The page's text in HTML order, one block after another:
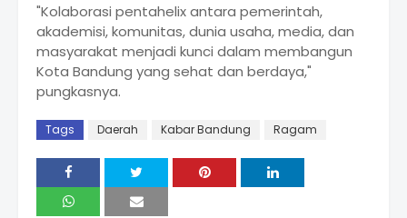
"Kolaborasi pentahelix antara pemerintah,
akademisi, komunitas, dunia usaha, media, dan
masyarakat menjadi kunci dalam membangun
Kota Bandung yang sehat dan berdaya,"
pungkasnya.
Tags Daerah Kabar Bandung Ragam